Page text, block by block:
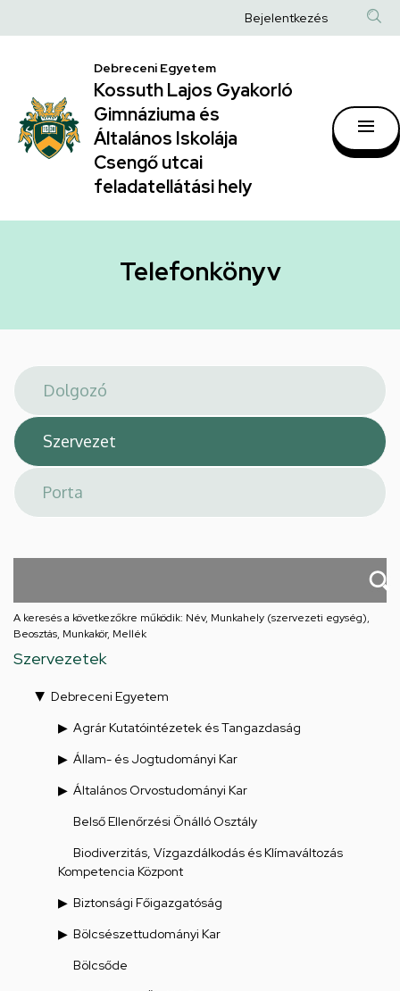
|
Kossuth
Lajos
Gyakorló
Gimnáziuma
Általános
hely
a
Anonim
fiók
Bejelentkezés
Debreceni Egyetem
Kossuth Lajos Gyakorló
Gimnáziuma és
Általános Iskolája
Csengő utcai
feladatellátási hely
Telefonkönyv
A keresés a következőkre működik: Név, Munkahely (szervezeti egység),
Beosztás, Munkakör, Mellék
Szervezetek
Debreceni Egyetem
Agrár Kutatóintézetek és Tangazdaság
Állam- és Jogtudományi Kar
Általános Orvostudományi Kar
Belső Ellenőrzési Önálló Osztály
Biodiverzitás, Vízgazdálkodás és Klímaváltozás
Kompetencia Központ
Biztonsági Főigazgatóság
Bölcsészettudományi Kar
Bölcsőde